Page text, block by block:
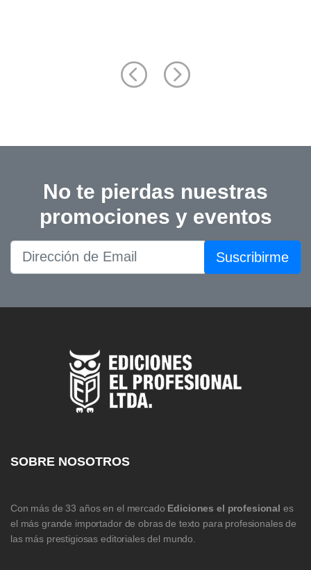
No te pierdas nuestras
promociones y eventos
Suscribirme
SOBRE NOSOTROS
Con más de 33 años en el mercado Ediciones el profesional es
el más grande importador de obras de texto para profesionales de
las más prestigiosas editoriales del mundo.